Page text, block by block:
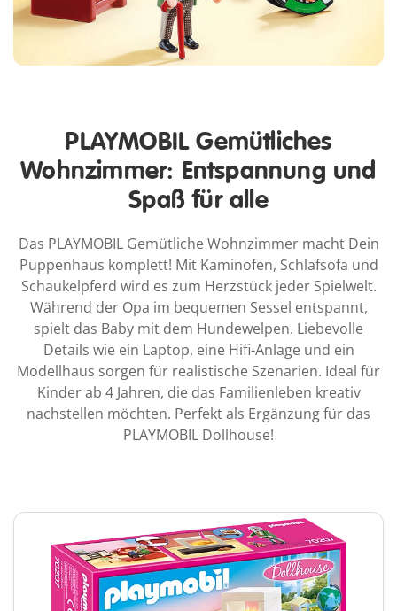
PLAYMOBIL Gemütliches
Wohnzimmer: Entspannung und
Spaß für alle
Das PLAYMOBIL Gemütliche Wohnzimmer macht Dein
Puppenhaus komplett! Mit Kaminofen, Schlafsofa und
Schaukelpferd wird es zum Herzstück jeder Spielwelt.
Während der Opa im bequemen Sessel entspannt,
spielt das Baby mit dem Hundewelpen. Liebevolle
Details wie ein Laptop, eine Hifi-Anlage und ein
Modellhaus sorgen für realistische Szenarien. Ideal für
Kinder ab 4 Jahren, die das Familienleben kreativ
nachstellen möchten. Perfekt als Ergänzung für das
PLAYMOBIL Dollhouse!